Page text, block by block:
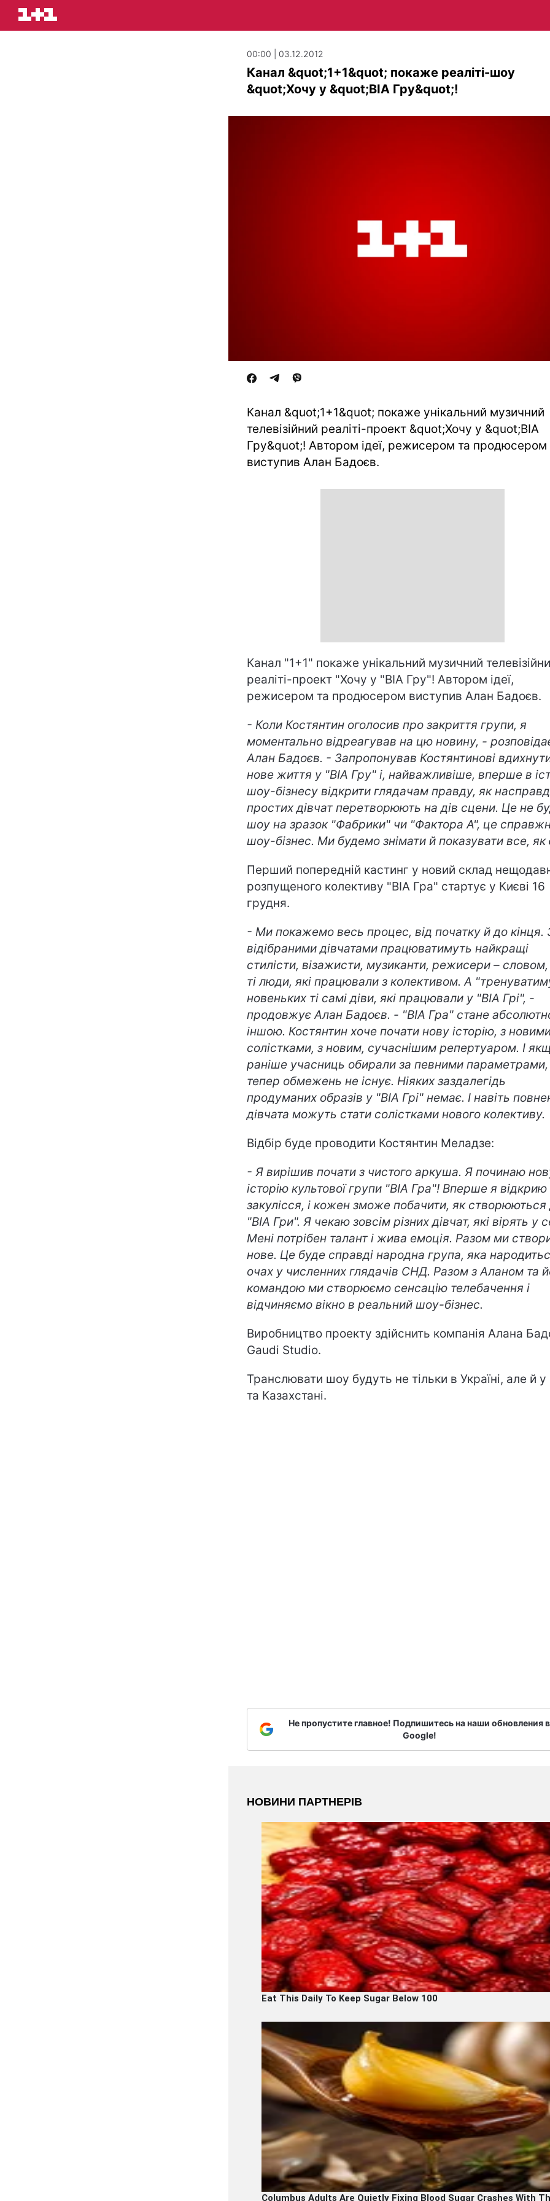
00:00 | 03.12.2012
Канал &quot;1+1&quot; покаже реаліті-шоу
&quot;Хочу у &quot;ВІА Гру&quot;!
Канал &quot;1+1&quot; покаже унікальний музичний
телевізійний реаліті-проект &quot;Хочу у &quot;ВІА
Гру&quot;! Автором ідеї, режисером та продюсером
виступив Алан Бадоєв.
Канал "1+1" покаже унікальний музичний
реаліті-проект "Хочу у "ВІА Гру"! Автором ідеї,
режисером та продюсером виступив Алан Бадоєв.
- Коли Костянтин оголосив про закриття групи, я
моментально відреагував на цю новину, -
Алан Бадоєв. - Запропонував Костянтинові
нове життя у "ВІА Гру" і, найважливіше, вперше в
шоу-бізнесу відкрити глядачам правду, як
простих дівчат перетворюють на дів сцени. Це не
шоу на зразок "Фабрики" чи "Фактора А", це
шоу-бізнес. Ми будемо знімати й показувати все, як
Перший попередній кастинг у новий склад
розпущеного колективу "ВІА Гра" стартує у Києві 16
грудня.
- Ми покажемо весь процес, від початку й до кінця.
відібраними дівчатами працюватимуть найкращі
стилісти, візажисти, музиканти, режисери – словом,
ті люди, які працювали з колективом. А
новеньких ті самі діви, які працювали у "ВІА Грі", -
продовжує Алан Бадоєв. - "ВІА Гра" стане
іншою. Костянтин хоче почати нову історію, з
солістками, з новим, сучаснішим репертуаром. І
раніше учасниць обирали за певними параметрами,
тепер обмежень не існує. Ніяких заздалегідь
продуманих образів у "ВІА Грі" немає. І навіть
дівчата можуть стати солістками нового колективу.
Відбір буде проводити Костянтин Меладзе:
- Я вирішив почати з чистого аркуша. Я починаю
історію культової групи "ВІА Гра"! Вперше я відкрию
закулісся, і кожен зможе побачити, як створюються
"ВІА Гри". Я чекаю зовсім різних дівчат, які вірять у
Мені потрібен талант і жива емоція. Разом ми
нове. Це буде справді народна група, яка
очах у численних глядачів СНД. Разом з Аланом та
командою ми створюємо сенсацію телебачення і
відчиняємо вікно в реальний шоу-бізнес.
Виробництво проекту здійснить компанія Алана
Gaudi Studio.
Транслювати шоу будуть не тільки в Україні, але й у
та Казахстані.
Не пропустите главное! Подпишитесь на наши обновления в
Google!